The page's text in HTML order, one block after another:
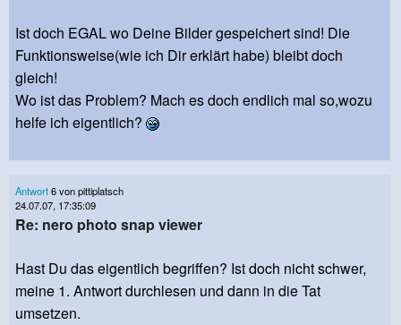
Ist doch EGAL wo Deine Bilder gespeichert sind! Die
Funktionsweise(wie ich Dir erklärt habe) bleibt doch
gleich!
Wo ist das Problem? Mach es doch endlich mal so,wozu
helfe ich eigentlich?
Antwort6 von pittiplatsch
24.07.07, 17:35:09
Re: nero photo snap viewer
Hast Du das eigentlich begriffen? Ist doch nicht schwer,
meine 1. Antwort durchlesen und dann in die Tat
umsetzen.